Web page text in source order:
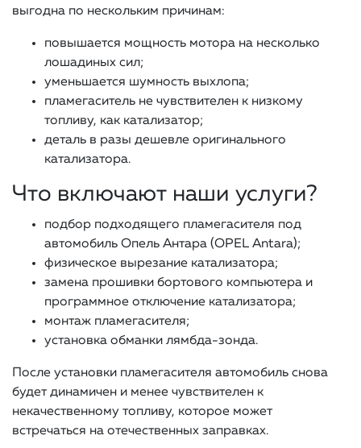
выгодна по нескольким причинам:
повышается мощность мотора на несколько
лошадиных сил;
уменьшается шумность выхлопа;
пламегаситель не чувствителен к низкому
топливу, как катализатор;
деталь в разы дешевле оригинального
катализатора.
Что включают наши услуги?
подбор подходящего пламегасителя под
автомобиль Опель Антара (OPEL Antara);
физическое вырезание катализатора;
замена прошивки бортового компьютера и
программное отключение катализатора;
монтаж пламегасителя;
установка обманки лямбда-зонда.
После установки пламегасителя автомобиль снова
будет динамичен и менее чувствителен к
некачественному топливу, которое может
встречаться на отечественных заправках.